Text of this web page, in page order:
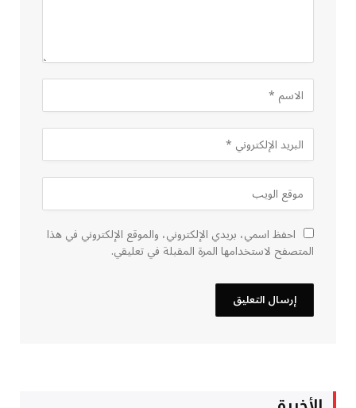
احفظ اسمي، بريدي الإلكتروني، والموقع الإلكتروني في هذا
المتصفح لاستخدامها المرة المقبلة في تعليقي.